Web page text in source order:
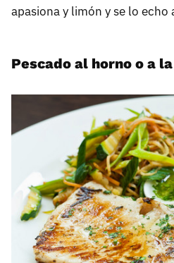
apasiona y limón y se lo echo
Pescado al horno o a